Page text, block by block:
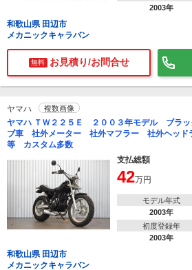
2003年
和歌山県 田辺市
メカニックキャラバン
無料 お見積り/お問合せ
ヤマハ 複数画像
ヤマハ ＴＷ２２５Ｅ ２００３年モデル ブラ
ブ車 社外メーター 社外マフラー 社外ヘッド
等 カスタム多数
支払総額
42万円
モデル年式
2003年
初度登録年
2003年
和歌山県 田辺市
メカニックキャラバン